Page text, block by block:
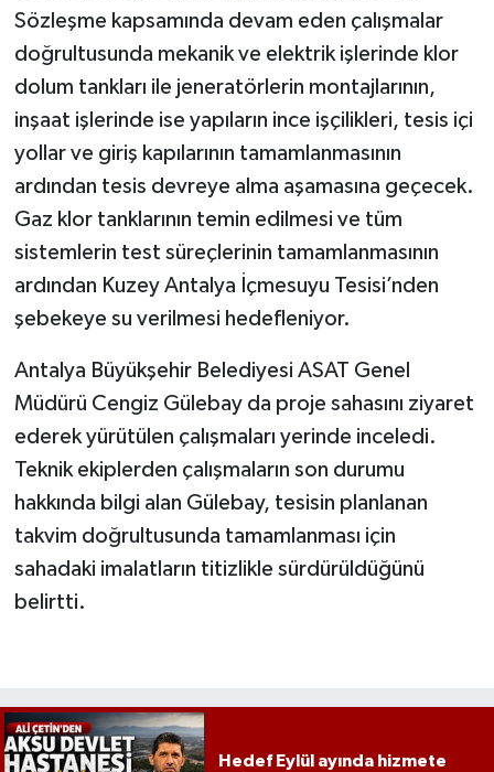
Sözleşme kapsamında devam eden çalışmalar
doğrultusunda mekanik ve elektrik işlerinde klor
dolum tankları ile jeneratörlerin montajlarının,
inşaat işlerinde ise yapıların ince işçilikleri, tesis içi
yollar ve giriş kapılarının tamamlanmasının
ardından tesis devreye alma aşamasına geçecek.
Gaz klor tanklarının temin edilmesi ve tüm
sistemlerin test süreçlerinin tamamlanmasının
ardından Kuzey Antalya İçmesuyu Tesisi’nden
şebekeye su verilmesi hedefleniyor.
Antalya Büyükşehir Belediyesi ASAT Genel
Müdürü Cengiz Gülebay da proje sahasını ziyaret
ederek yürütülen çalışmaları yerinde inceledi.
Teknik ekiplerden çalışmaların son durumu
hakkında bilgi alan Gülebay, tesisin planlanan
takvim doğrultusunda tamamlanması için
sahadaki imalatların titizlikle sürdürüldüğünü
belirtti.
Hedef Eylül ayında hizmete